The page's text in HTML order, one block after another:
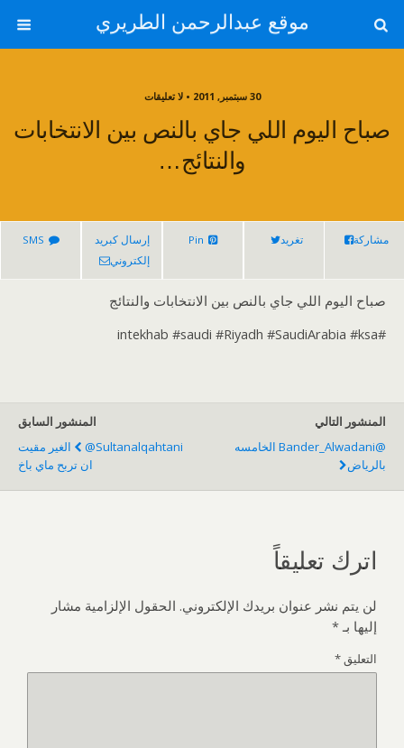
موقع عبدالرحمن الطريري
30 سبتمبر, 2011 • لا تعليقات
صباح اليوم اللي جاي بالنص بين الانتخابات
والنتائج…
مشاركة تغريد Pin
إرسال كبريد
إلكتروني
SMS
صباح اليوم اللي جاي بالنص بين الانتخابات والنتائج
#intekhab #saudi #Riyadh #SaudiArabia #ksa
المنشور السابق
@sultanalqahtani الغير مقيت
ان تربح ماي باخ
المنشور التالي
@bander_Alwadani الخامسه
بالرياض
اترك تعليقاً
لن يتم نشر عنوان بريدك الإلكتروني. الحقول الإلزامية مشار
إليها بـ *
التعليق*